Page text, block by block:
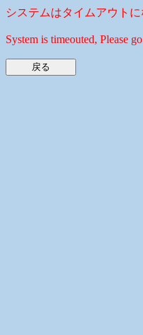
システムはタイムアウト
System is timeouted, Please